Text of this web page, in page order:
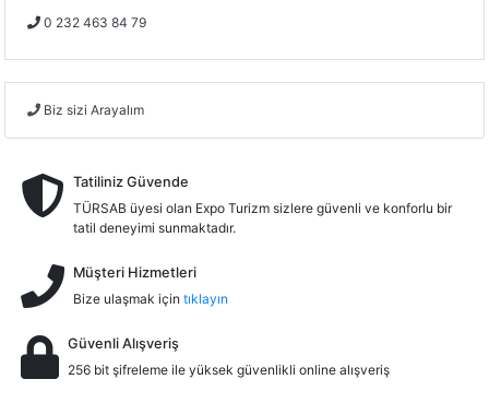
0 232 463 84 79
Biz sizi Arayalım
Tatiliniz Güvende
TÜRSAB üyesi olan Expo Turizm sizlere güvenli ve konforlu bir
tatil deneyimi sunmaktadır.
Müşteri Hizmetleri
Bize ulaşmak için tıklayın
Güvenli Alışveriş
256 bit şifreleme ile yüksek güvenlikli online alışveriş